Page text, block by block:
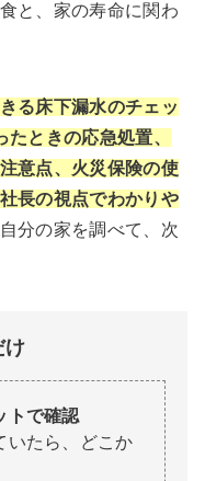
と、家の寿命に関わ
る床下漏水のチェッ
ときの応急処置、
意点、火災保険の使
長の視点でわかりや
分の家を調べて、次
け
トで確認
いたら、どこか